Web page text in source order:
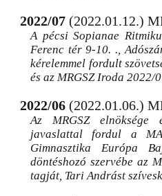
2022/07 (2022.01.12.)
A pécsi Sopianae
Ferenc tér 9-10. .,
kérelemmel fordult
és az MRGSZ Iroda 2022/
2022/06 (2022.01.06.)
Az MRGSZ elnöksége
javaslattal fordul a
Gimnasztika Európa
döntéshozó szervébe az
tagját, Tari Andrást